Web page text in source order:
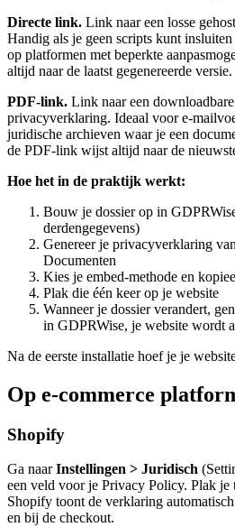
Directe link. Link naar een losse
Handig als je geen scripts kunt
op platformen met beperkte
altijd naar de laatst gegenereerde versie.
PDF-link. Link naar een
privacyverklaring. Ideaal voor e-
juridische archieven waar je een
de PDF-link wijst altijd naar de
Hoe het in de praktijk werkt:
Bouw je dossier op in
derdengegevens)
Genereer je privacyverklaring
Documenten
Kies je embed-methode en
Plak die één keer op je website
Wanneer je dossier verandert,
in GDPRWise, je website wordt
Na de eerste installatie hoef je je
Op e-commerce
Shopify
Ga naarInstellingen > Juridisch
een veld voor je Privacy Policy. Plak je
Shopify toont de verklaring
en bij de checkout.